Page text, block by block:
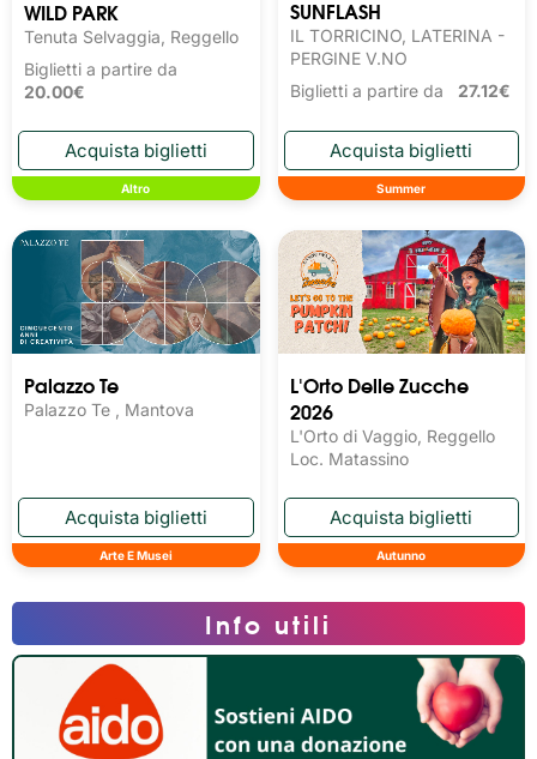
WILD PARK
Tenuta Selvaggia, Reggello
Biglietti a partire da
20.00€
Altro
SUNFLASH
IL TORRICINO, LATERINA -
PERGINE V.NO
Biglietti a partire da 27.12€
Summer
Palazzo Te
Palazzo Te , Mantova
Arte E Musei
L'Orto Delle Zucche
2026
L'Orto di Vaggio, Reggello
Loc. Matassino
Autunno
Info utili